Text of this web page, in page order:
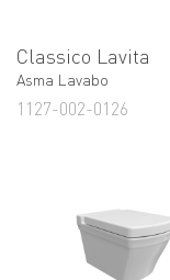
Classico Lavita
Asma Lavabo
1127-002-0126